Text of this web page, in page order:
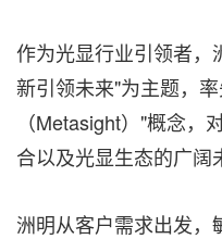
作为光显行业引领者，
新引领未来"为主题，
（Metasight）"概念
合以及光显生态的广阔
洲明从客户需求出发